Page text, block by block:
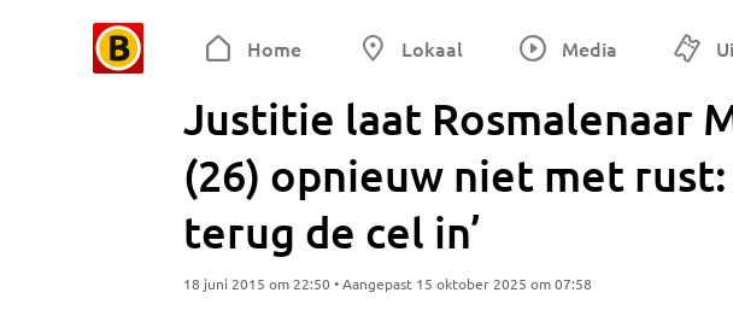
Home Lokaal Media
Justitie laat Rosmalenaar
(26) opnieuw niet met rust:
terug de cel in’
18 juni 2015 om 22:50 • Aangepast 15 oktober 2025 om 07:58